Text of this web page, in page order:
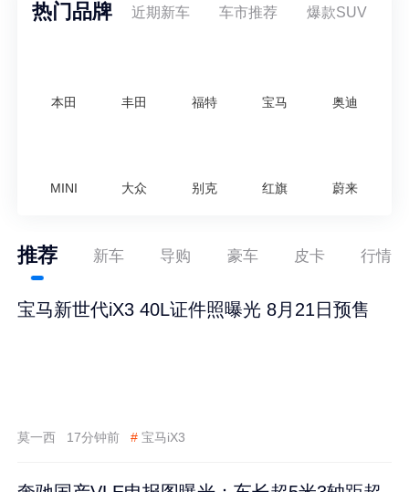
热门品牌 近期新车 车市推荐 爆款SUV
本田 丰田 福特 宝马 奥迪
MINI 大众 别克 红旗 蔚来
推荐 新车 导购 豪车 皮卡 行情
宝马新世代iX3 40L证件照曝光 8月21日预售
莫一西 17分钟前 # 宝马iX3